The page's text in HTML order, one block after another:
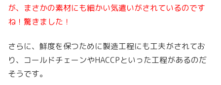
が、まさかの素材にも細かい気遣いがされているのです
ね！驚きました！
さらに、鮮度を保つために製造工程にも工夫がされてお
り、コールドチェーンやHACCPといった工程があるのだ
そうです。